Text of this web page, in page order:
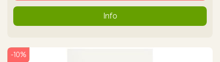
Info
-10%